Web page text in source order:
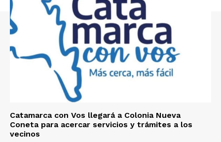
Catamarca con Vos llegará a Colonia Nueva
Coneta para acercar servicios y trámites a los
vecinos